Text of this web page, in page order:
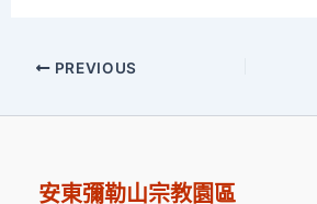
PREVIOUS
安東彌勒山宗教園區